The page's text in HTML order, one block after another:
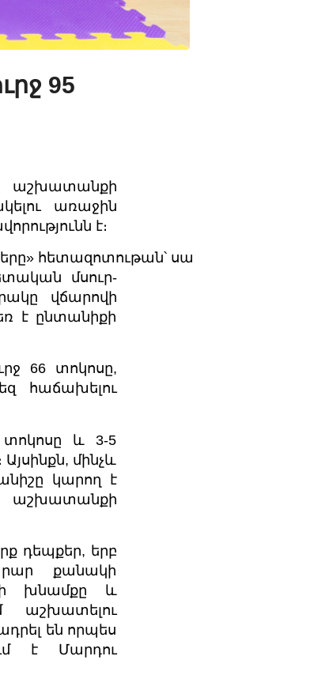
95
աշխատանքի
առաջին
է։
հետազոտութան՝ սա
մսուր-
վճարովի
է ընտանիքի
66 տոկոսը,
հաճախելու
տոկոսը և 3-5
մինչև
կարող է
աշխատանքի
դեպքեր, երբ
քանակի
խնամքը և
աշխատելու
են որպես
է Մարդու